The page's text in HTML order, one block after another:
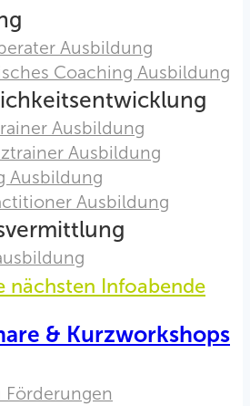
Ausbildung
Coaching Ausbildung
Ausbildung
Ausbildung
Ausbildung
Ausbildung
nächsten Infoabende
& Kurzworkshops
Förderungen